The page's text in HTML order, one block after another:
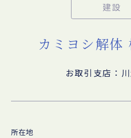
建設
カミヨシ解体
お取引支店：
所在地